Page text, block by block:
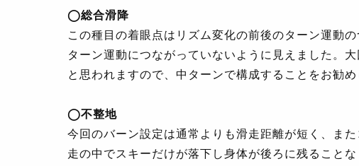
◯総合滑降
この種目の着眼点はリズム変化の前後のターン運動
ターン運動につながっていないように見えました。
と思われますので、中ターンで構成することをお勧め
◯不整地
今回のバーン設定は通常よりも滑走距離が短く、ま
走の中でスキーだけが落下し身体が後ろに残ること